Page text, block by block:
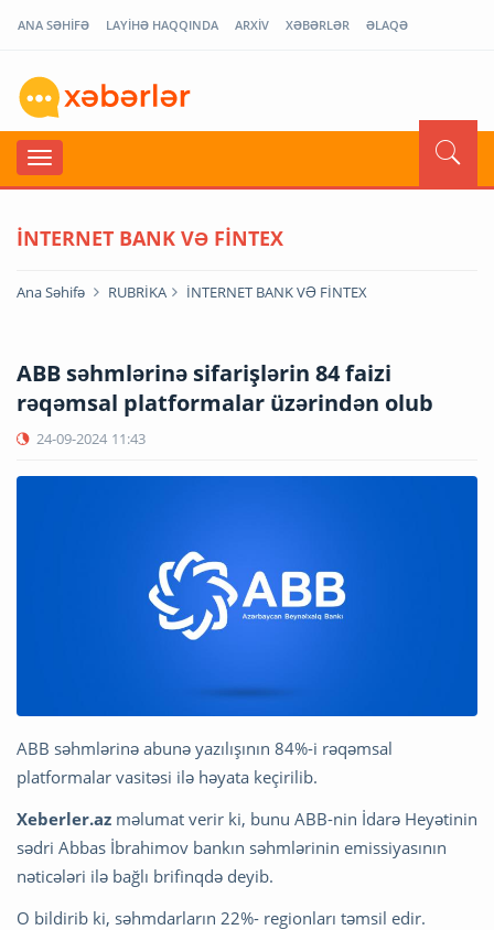
ANA SƏHİFƏ LAYİHƏ HAQQINDA ARXİV XƏBƏRLƏR ƏLAQƏ
İNTERNET BANK VƏ FİNTEX
Ana Səhifə RUBRİKA İNTERNET BANK VƏ FİNTEX
ABB səhmlərinə sifarişlərin 84 faizi
rəqəmsal platformalar üzərindən olub
24-09-2024 11:43
ABB səhmlərinə abunə yazılışının 84%-i rəqəmsal
platformalar vasitəsi ilə həyata keçirilib.
Xeberler.az məlumat verir ki, bunu ABB-nin İdarə Heyətinin
sədri Abbas İbrahimov bankın səhmlərinin emissiyasının
nəticələri ilə bağlı brifinqdə deyib.
O bildirib ki, səhmdarların 22%- regionları təmsil edir.